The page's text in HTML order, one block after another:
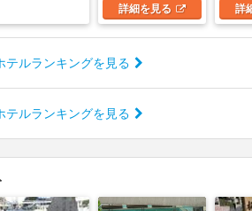
詳細を見る 詳
テルランキングを見る
テルランキングを見る